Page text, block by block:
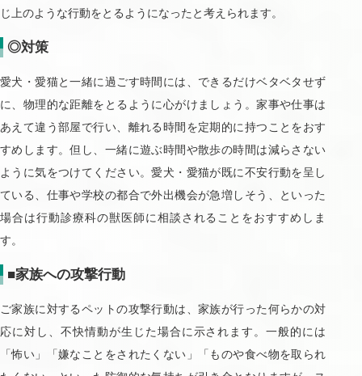
じ上のような行動をとるようになったと考えられます。
◎対策
愛犬・愛猫と一緒に過ごす時間には、できるだけベタベタせず
に、物理的な距離をとるように心がけましょう。家事や仕事は
あえて違う部屋で行い、離れる時間を定期的に持つことをおす
すめします。但し、一緒に遊ぶ時間や散歩の時間は減らさない
ように気をつけてください。愛犬・愛猫が既に不安行動を呈し
ている、仕事や学校の都合で外出機会が急増しそう、といった
場合は行動診療科の獣医師に相談されることをおすすめしま
す。
■家族への攻撃行動
ご家族に対するペットの攻撃行動は、家族が行った何らかの対
応に対し、不快情動が生じた場合に示されます。一般的には
「怖い」「嫌なことをされたくない」「ものや食べ物を取られ